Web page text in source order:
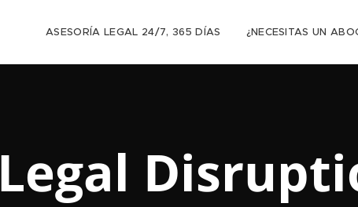
ASESORÍA LEGAL 24/7, 365 DÍAS ¿NECESITAS UN
Legal